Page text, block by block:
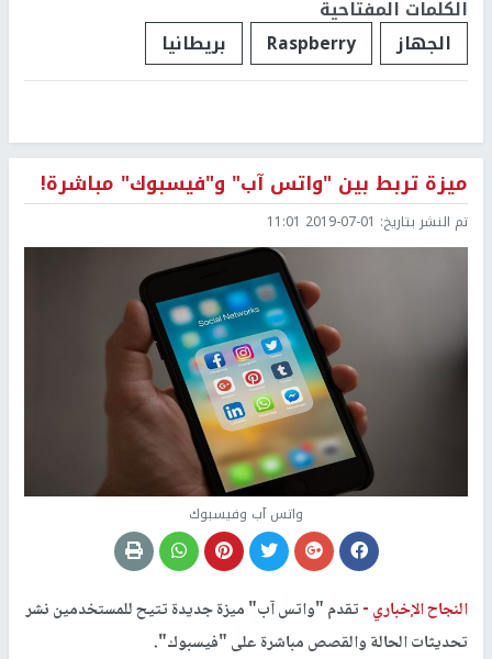
الكلمات المفتاحية
الجهاز
Raspberry بريطانيا
ميزة تربط بين "واتس آب" و"فيسبوك" مباشرة!
تم النشر بتاريخ: 2019-07-01 11:01
واتس آب وفيسبوك
النجاح الإخباري -تقدم "واتس آب" ميزة جديدة تتيح للمستخدمين نشر
تحديثات الحالة والقصص مباشرة على "فيسبوك".